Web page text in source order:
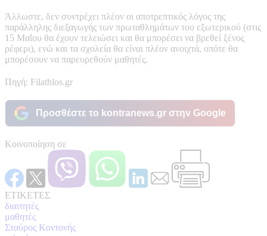
Άλλωστε, δεν συντρέχει πλέον οι αποτρεπτικός λόγος της
παράλληλης διεξαγωγής των πρωταθλημάτων του εξωτερικού (στις
15 Μαΐου θα έχουν τελειώσει και θα μπορέσει να βρεθεί ξένος
ρέφερι), ενώ και τα σχολεία θα είναι πλέον ανοιχτά, οπότε θα
μπορέσουν να παρευρεθούν μαθητές.
Πηγή: Filathlos.gr
Προσθέστε το kontranews.gr στην Google
Κοινοποίηση σε
ΕΤΙΚΕΤΕΣ
διαιτητές
μαθητές
Σταύρος Κοντονής